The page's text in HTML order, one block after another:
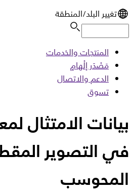
تغيير البلد/المنطقة
المنتجات والخدمات
مَصْدَر إلْهامٍ
الدعم والاتصال
تسوق
بيانات الامتثال
في التصوير
المحوسب